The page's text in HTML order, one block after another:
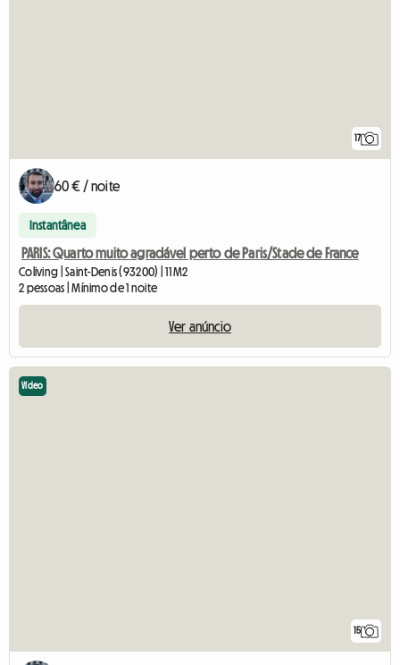
17
60 € / noite
Instantânea
PARIS: Quarto muito agradável perto de Paris/Stade de France
Coliving | Saint-Denis (93200) | 11 M2
2 pessoas | Mínimo de 1 noite
Ver anúncio
15
Vídeo